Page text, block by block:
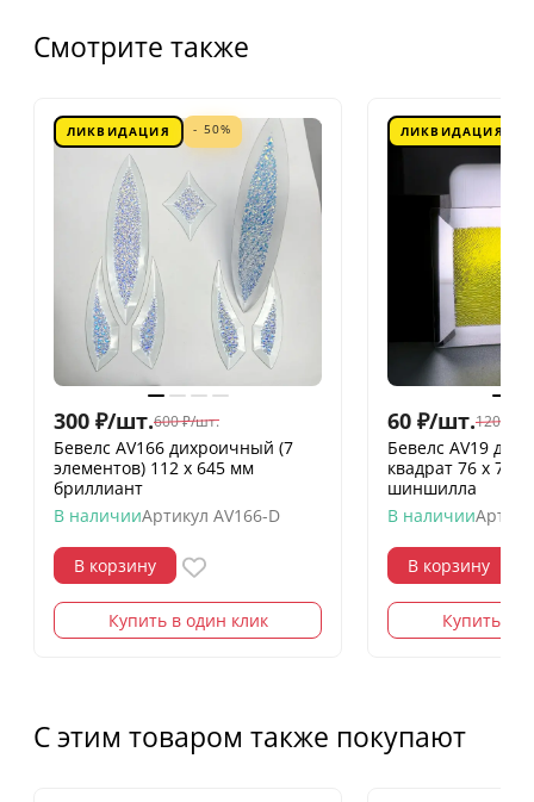
Смотрите также
ЛИКВИДАЦИЯ - 50%
300 ₽/шт.600 ₽/шт.
Бевелс AV166 дихроичный (7
элементов) 112 х 645 мм
бриллиант
В наличииАртикул AV166-D
В корзину
Купить в один клик
ЛИКВИДАЦИЯ
60 ₽/шт.120
Бевелс AV19
квадрат 76 х 76
шиншилла
В наличии
В корзину
Купить в
С этим товаром также покупают